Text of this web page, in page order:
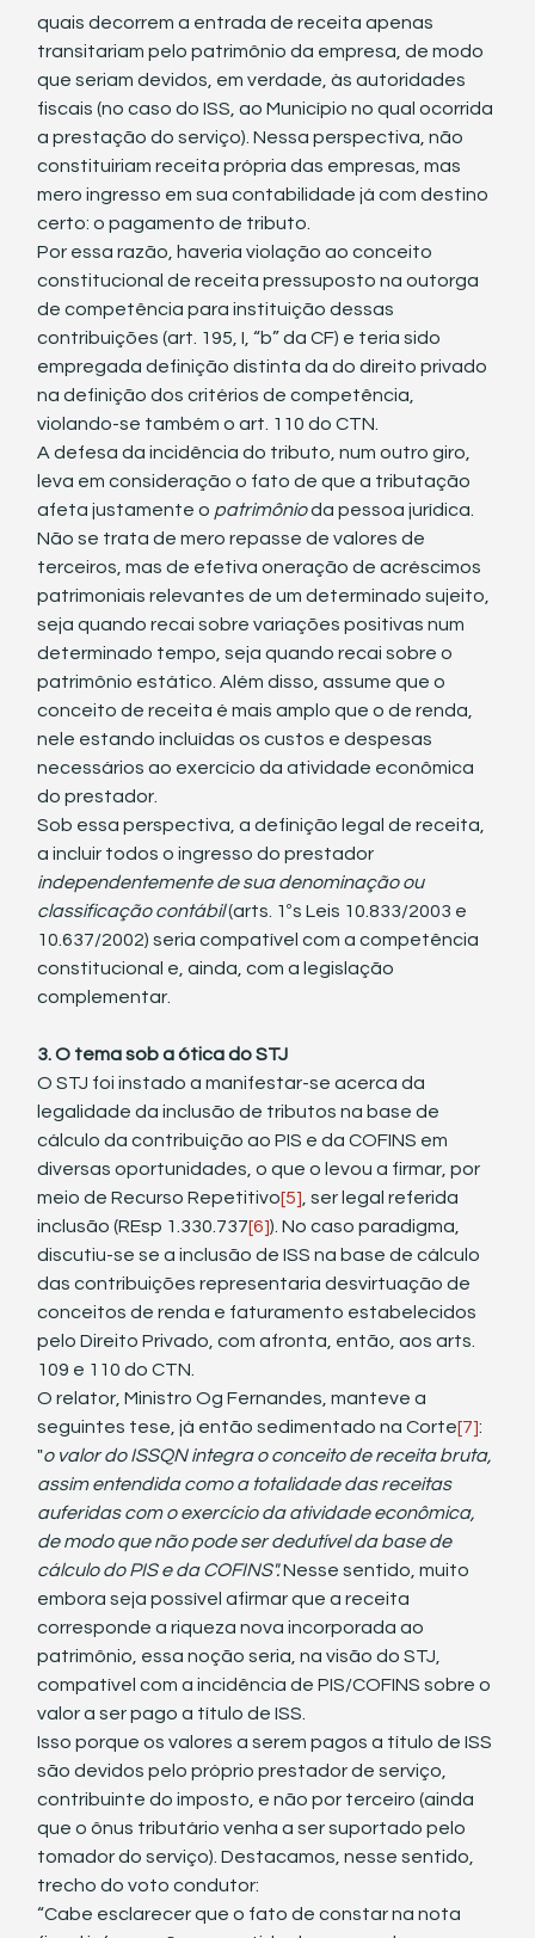
quais decorrem a entrada de receita apenas
transitariam pelo patrimônio da empresa, de modo
que seriam devidos, em verdade, às autoridades
fiscais (no caso do ISS, ao Município no qual ocorrida
a prestação do serviço). Nessa perspectiva, não
constituiriam receita própria das empresas, mas
mero ingresso em sua contabilidade já com destino
certo: o pagamento de tributo.
Por essa razão, haveria violação ao conceito
constitucional de receita pressuposto na outorga
de competência para instituição dessas
contribuições (art. 195, I, “b” da CF) e teria sido
empregada definição distinta da do direito privado
na definição dos critérios de competência,
violando-se também o art. 110 do CTN.
A defesa da incidência do tributo, num outro giro,
leva em consideração o fato de que a tributação
afeta justamente o patrimônio da pessoa jurídica.
Não se trata de mero repasse de valores de
terceiros, mas de efetiva oneração de acréscimos
patrimoniais relevantes de um determinado sujeito,
seja quando recai sobre variações positivas num
determinado tempo, seja quando recai sobre o
patrimônio estático. Além disso, assume que o
conceito de receita é mais amplo que o de renda,
nele estando incluídas os custos e despesas
necessários ao exercício da atividade econômica
do prestador.
Sob essa perspectiva, a definição legal de receita,
a incluir todos o ingresso do prestador
independentemente de sua denominação ou
classificação contábil (arts. 1ºs Leis 10.833/2003 e
10.637/2002) seria compatível com a competência
constitucional e, ainda, com a legislação
complementar.
3. O tema sob a ótica do STJ
O STJ foi instado a manifestar-se acerca da
legalidade da inclusão de tributos na base de
cálculo da contribuição ao PIS e da COFINS em
diversas oportunidades, o que o levou a firmar, por
meio de Recurso Repetitivo[5] , ser legal referida
inclusão (REsp 1.330.737[6]). No caso paradigma,
discutiu-se se a inclusão de ISS na base de cálculo
das contribuições representaria desvirtuação de
conceitos de renda e faturamento estabelecidos
pelo Direito Privado, com afronta, então, aos arts.
109 e 110 do CTN.
O relator, Ministro Og Fernandes, manteve a
seguintes tese, já então sedimentado na Corte[7]:
"o valor do ISSQN integra o conceito de receita bruta,
assim entendida como a totalidade das receitas
auferidas com o exercício da atividade econômica,
de modo que não pode ser dedutível da base de
cálculo do PIS e da COFINS". Nesse sentido, muito
embora seja possível afirmar que a receita
corresponde a riqueza nova incorporada ao
patrimônio, essa noção seria, na visão do STJ,
compatível com a incidência de PIS/COFINS sobre o
valor a ser pago a título de ISS.
Isso porque os valores a serem pagos a título de ISS
são devidos pelo próprio prestador de serviço,
contribuinte do imposto, e não por terceiro (ainda
que o ônus tributário venha a ser suportado pelo
tomador do serviço). Destacamos, nesse sentido,
trecho do voto condutor:
“Cabe esclarecer que o fato de constar na nota